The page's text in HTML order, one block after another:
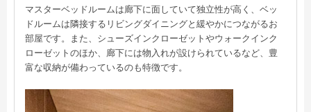
マスターベッドルームは廊下に面していて独立性が高く、ベッ
ドルームは隣接するリビングダイニングと緩やかにつながるお
部屋です。また、シューズインクローゼットやウォークインク
ローゼットのほか、廊下には物入れが設けられているなど、豊
富な収納が備わっているのも特徴です。